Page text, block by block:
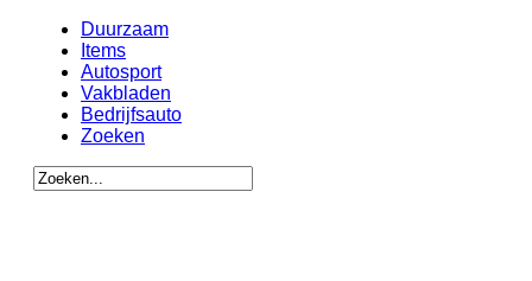
Duurzaam
Items
Autosport
Vakbladen
Bedrijfsauto
Zoeken